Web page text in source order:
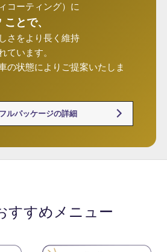
コーティング）に
とで、
さをより長く維持
ています。
の状態によりご提案いたしま
ルパッケージの詳細
すすめメニュー